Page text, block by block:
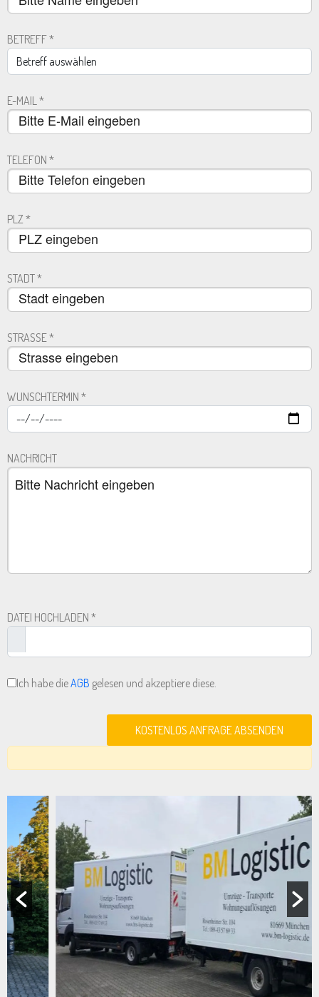
BETREFF*
E-MAIL *
TELEFON *
PLZ *
STADT*
STRASSE*
WUNSCHTERMIN *
NACHRICHT
DATEI HOCHLADEN *
Ich habe dieAGB gelesen und akzeptiere diese.